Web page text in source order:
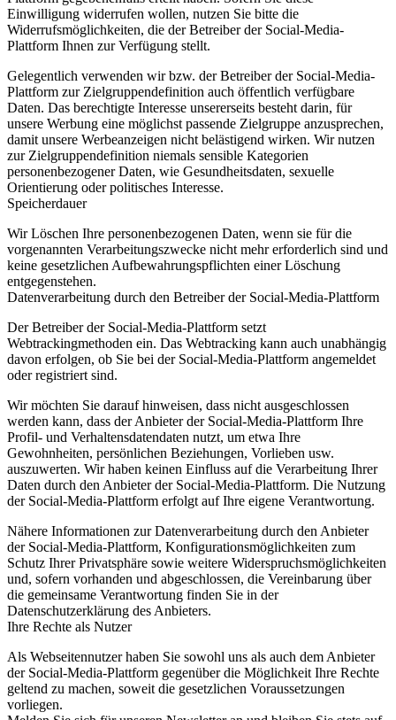
Einwilligung widerrufen wollen, nutzen Sie bitte die
Widerrufsmöglichkeiten, die der Betreiber der Social-Media-
Plattform Ihnen zur Verfügung stellt.
Gelegentlich verwenden wir bzw. der Betreiber der Social-Media-
Plattform zur Zielgruppendefinition auch öffentlich verfügbare
Daten. Das berechtigte Interesse unsererseits besteht darin, für
unsere Werbung eine möglichst passende Zielgruppe anzusprechen,
damit unsere Werbeanzeigen nicht belästigend wirken. Wir nutzen
zur Zielgruppendefinition niemals sensible Kategorien
personenbezogener Daten, wie Gesundheitsdaten, sexuelle
Orientierung oder politisches Interesse.
Speicherdauer
Wir Löschen Ihre personenbezogenen Daten, wenn sie für die
vorgenannten Verarbeitungszwecke nicht mehr erforderlich sind und
keine gesetzlichen Aufbewahrungspflichten einer Löschung
entgegenstehen.
Datenverarbeitung durch den Betreiber der Social-Media-Plattform
Der Betreiber der Social-Media-Plattform setzt
Webtrackingmethoden ein. Das Webtracking kann auch unabhängig
davon erfolgen, ob Sie bei der Social-Media-Plattform angemeldet
oder registriert sind.
Wir möchten Sie darauf hinweisen, dass nicht ausgeschlossen
werden kann, dass der Anbieter der Social-Media-Plattform Ihre
Profil- und Verhaltensdatendaten nutzt, um etwa Ihre
Gewohnheiten, persönlichen Beziehungen, Vorlieben usw.
auszuwerten. Wir haben keinen Einfluss auf die Verarbeitung Ihrer
Daten durch den Anbieter der Social-Media-Plattform. Die Nutzung
der Social-Media-Plattform erfolgt auf Ihre eigene Verantwortung.
Nähere Informationen zur Datenverarbeitung durch den Anbieter
der Social-Media-Plattform, Konfigurationsmöglichkeiten zum
Schutz Ihrer Privatsphäre sowie weitere Widerspruchsmöglichkeiten
und, sofern vorhanden und abgeschlossen, die Vereinbarung über
die gemeinsame Verantwortung finden Sie in der
Datenschutzerklärung des Anbieters.
Ihre Rechte als Nutzer
Als Webseitennutzer haben Sie sowohl uns als auch dem Anbieter
der Social-Media-Plattform gegenüber die Möglichkeit Ihre Rechte
geltend zu machen, soweit die gesetzlichen Voraussetzungen
vorliegen.